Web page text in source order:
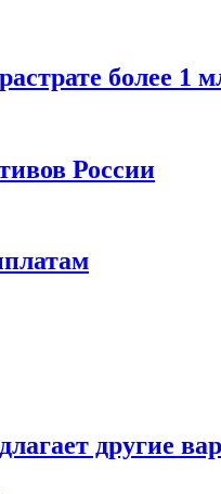
более 1
России
другие